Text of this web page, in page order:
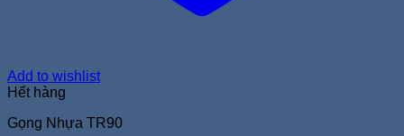
Add to wishlist
Hết hàng
Gọng Nhựa TR90